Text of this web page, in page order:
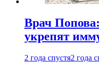
Врач
укрепят
2 года спустя2 года